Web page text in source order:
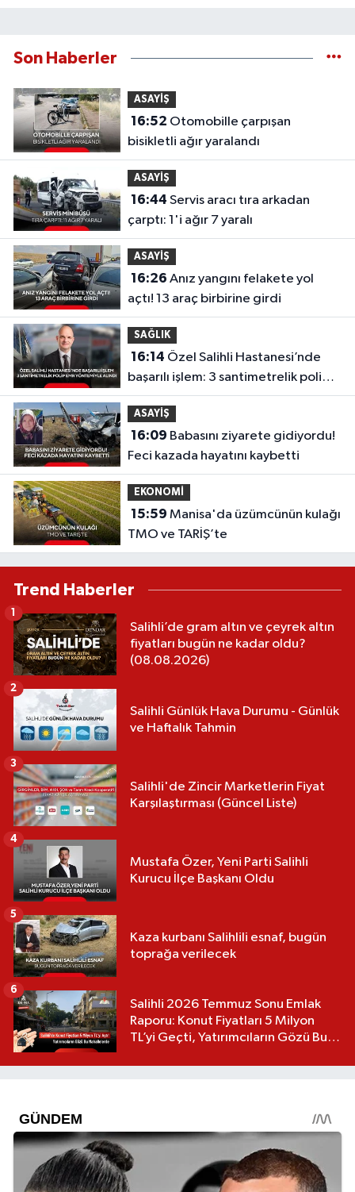
Son Haberler
ASAYİŞ
16:52
bisikletli ağır yaralandı
ASAYİŞ
16:44
çarptı: 1'i ağır 7 yaralı
ASAYİŞ
16:26
açtı! 13 araç birbirine girdi
SAĞLIK
16:14
başarılı işlem: 3 santimetrelik polip
EMR yöntemiyle alındı
ASAYİŞ
16:09
Feci kazada hayatını kaybetti
EKONOMİ
15:59
TMO ve TARİŞ’te
Trend Haberler
Salihli’de gram altın ve çeyrek altın
fiyatları bugün ne kadar oldu?
(08.08.2026)
1
Salihli Günlük Hava Durumu - Günlük
ve Haftalık Tahmin
2
Salihli'de Zincir Marketlerin Fiyat
Karşılaştırması (Güncel Liste)
3
Mustafa Özer, Yeni Parti Salihli
Kurucu İlçe Başkanı Oldu
4
Kaza kurbanı Salihlili esnaf, bugün
toprağa verilecek
5
Salihli 2026 Temmuz Sonu Emlak
Raporu: Konut Fiyatları 5 Milyon
TL’yi Geçti, Yatırımcıların Gözü Bu
6